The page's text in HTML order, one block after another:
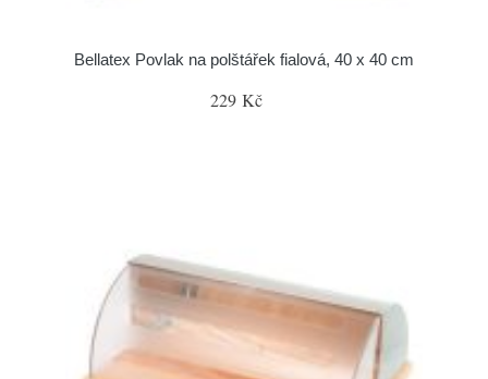
Bellatex Povlak na polštářek fialová, 40 x 40 cm
229 Kč